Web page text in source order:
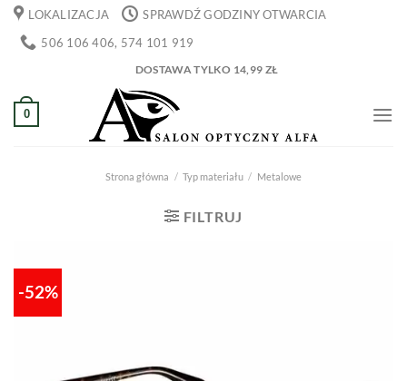
Przewiń
zawartości
LOKALIZACJA
SPRAWDŹ GODZINY OTWARCIA
506 106 406, 574 101 919
DOSTAWA TYLKO 14,99 ZŁ
0
Strona główna / Typ materiału / Metalowe
FILTRUJ
-52%